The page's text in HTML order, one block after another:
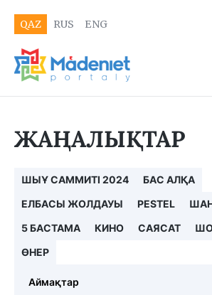
QAZ RUS ENG
ЖАҢАЛЫҚТАР
ШЫҰ САММИТІ 2024
БАС АЛҚА
ЕЛБАСЫ ЖОЛДАУЫ
PESTEL
5 БАСТАМА
КИНО САЯСАТ
ӨНЕР
Аймақтар